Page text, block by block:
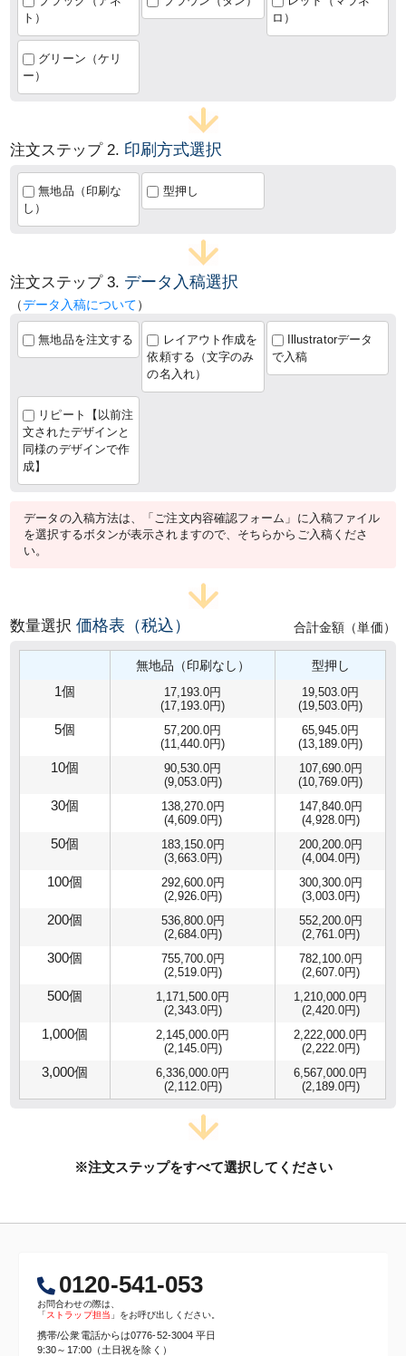
ト）
ロ）
グリーン（ケリ
ー）
注文ステップ 2. 印刷方式選択
無地品（印刷な
し）
型押し
注文ステップ 3. データ入稿選択
（データ入稿について）
無地品を注文する
レイアウト作成を
依頼する（文字のみ
の名入れ）
Illustratorデータ
で入稿
リピート【以前注
文されたデザインと
同様のデザインで作
成】
データの入稿方法は、「ご注文内容確認フォーム」に入稿ファイル
を選択するボタンが表示されますので、そちらからご入稿くださ
い。
数量選択価格表（税込） 合計金額（単価）
無地品（印刷なし） 型押し
1個
17,193.0円
(17,193.0円)
19,503.0円
(19,503.0円)
5個
57,200.0円
(11,440.0円)
65,945.0円
(13,189.0円)
10個
90,530.0円
(9,053.0円)
107,690.0円
(10,769.0円)
30個
138,270.0円
(4,609.0円)
147,840.0円
(4,928.0円)
50個
183,150.0円
(3,663.0円)
200,200.0円
(4,004.0円)
100個
292,600.0円
(2,926.0円)
300,300.0円
(3,003.0円)
200個
536,800.0円
(2,684.0円)
552,200.0円
(2,761.0円)
300個
755,700.0円
(2,519.0円)
782,100.0円
(2,607.0円)
500個
1,171,500.0円
(2,343.0円)
1,210,000.0円
(2,420.0円)
1,000個
2,145,000.0円
(2,145.0円)
2,222,000.0円
(2,222.0円)
3,000個
6,336,000.0円
(2,112.0円)
6,567,000.0円
(2,189.0円)
※注文ステップをすべて選択してください
0120-541-053
お問合わせの際は、
「ストラップ担当 」をお呼び出しください。
携帯/公衆電話からは0776-52-3004 平日
9:30～17:00（土日祝を除く）